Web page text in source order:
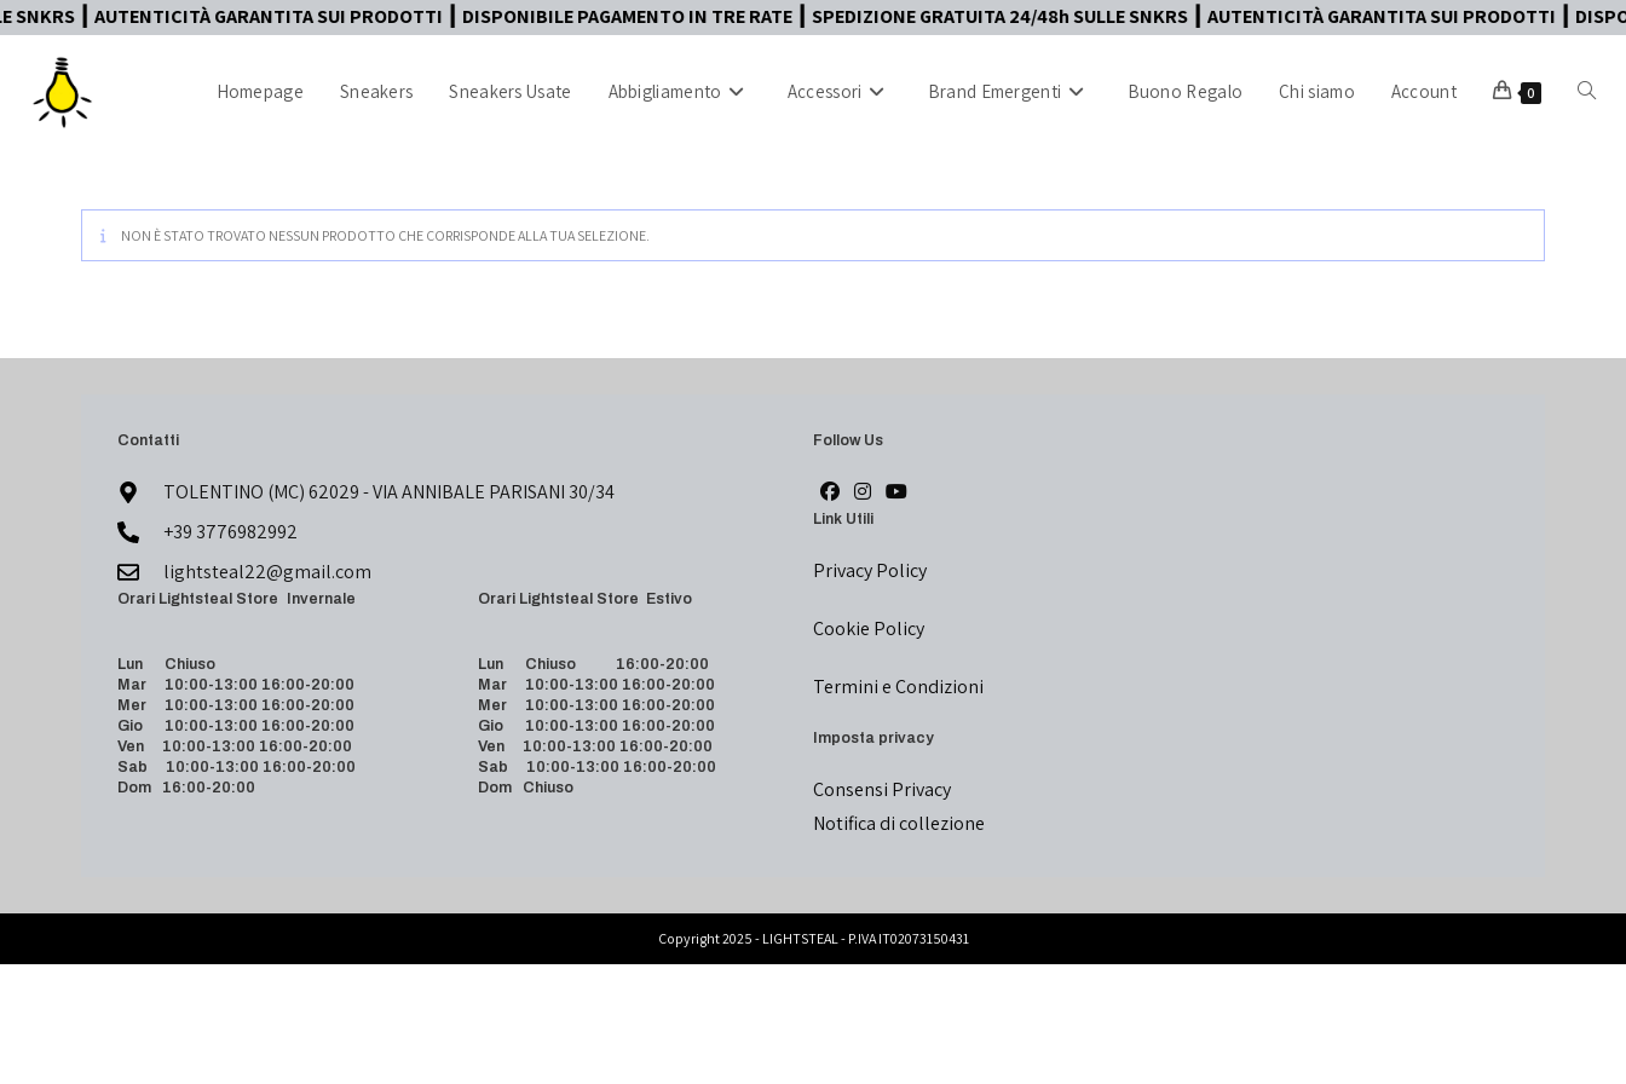
┃ AUTENTICITÀ GARANTITA SUI PRODOTTI ┃ DISPONIBILE PAGAMENTO IN TRE RATE ┃ SPEDIZIONE GRATUITA 24/48h SULLE SNKRS ┃ AUTENTICITÀ GARANTITA SUI PRODOTTI ┃
Homepage Sneakers Sneakers Usate Abbigliamento Accessori Brand Emergenti Buono Regalo Chi siamo Account 0
NON È STATO TROVATO NESSUN PRODOTTO CHE CORRISPONDE ALLA TUA SELEZIONE.
Contatti
TOLENTINO (MC) 62029 - VIA ANNIBALE PARISANI 30/34
+39 3776982992
lightsteal22@gmail.com
Orari Lightsteal Store Invernale
Lun Chiuso
Mar 10:00-13:00 16:00-20:00
Mer 10:00-13:00 16:00-20:00
Gio 10:00-13:00 16:00-20:00
Ven 10:00-13:00 16:00-20:00
Sab 10:00-13:00 16:00-20:00
Dom 16:00-20:00
Orari Lightsteal Store Estivo
Lun Chiuso 16:00-20:00
Mar 10:00-13:00 16:00-20:00
Mer 10:00-13:00 16:00-20:00
Gio 10:00-13:00 16:00-20:00
Ven 10:00-13:00 16:00-20:00
Sab 10:00-13:00 16:00-20:00
Dom Chiuso
Follow Us
Link Utili
Privacy Policy
Cookie Policy
Termini e Condizioni
Imposta privacy
Consensi Privacy
Notifica di collezione
Copyright 2025 - LIGHTSTEAL - P.IVA IT02073150431